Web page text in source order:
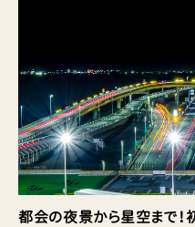
都会の夜景から星空まで！